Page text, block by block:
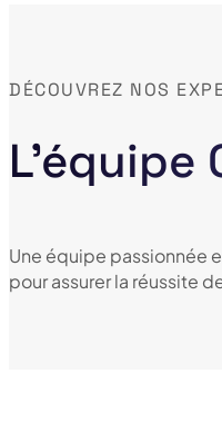
L'équipe
DÉCOUVREZ NOS
Une équipe passionnée
pour assurer la réussite